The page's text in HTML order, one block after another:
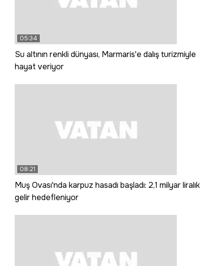
05:34
Su altının renkli dünyası, Marmaris'e dalış turizmiyle
hayat veriyor
08:21
Muş Ovası'nda karpuz hasadı başladı: 2,1 milyar liralık
gelir hedefleniyor